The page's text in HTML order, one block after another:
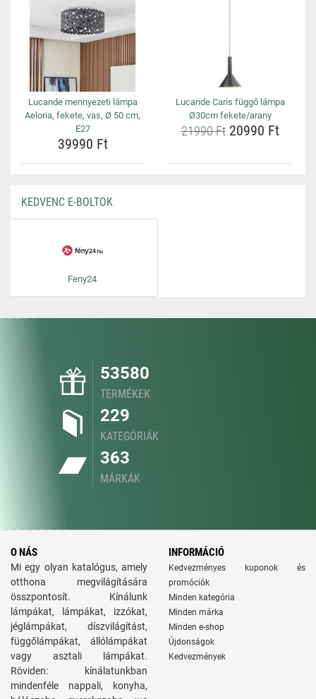
Lucande mennyezeti lámpa
Aeloria, fekete, vas, Ø 50 cm,
E27
39990 Ft
Lucande Caris függő lámpa
Ø30cm fekete/arany
21990 Ft20990 Ft
KEDVENC E-BOLTOK
Feny24
53580
TERMÉKEK
229
KATEGÓRIÁK
363
MÁRKÁK
O NÁS
Mi egy olyan katalógus, amely
otthona megvilágítására
összpontosít. Kínálunk
lámpákat, lámpákat, izzókat,
jéglámpákat, díszvilágítást,
függőlámpákat, állólámpákat
vagy asztali lámpákat.
Röviden: kínálatunkban
mindenféle nappali, konyha,
INFORMÁCIÓ
Kedvezményes kuponok és
promóciók
Minden kategória
Minden márka
Minden e-shop
Újdonságok
Kedvezmények